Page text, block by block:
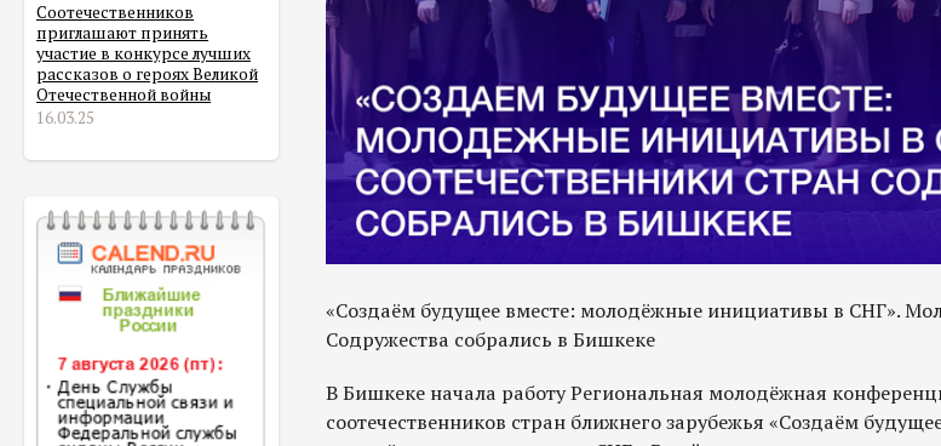
Соотечественников
приглашают принять
участие в конкурсе лучших
рассказов о героях Великой
Отечественной войны
16.03.25
«Создаём будущее вместе: молодёжные инициативы в СНГ».
Содружества собрались в Бишкеке
В Бишкеке начала работу Региональная молодёжная
соотечественников стран ближнего зарубежья «Создаём